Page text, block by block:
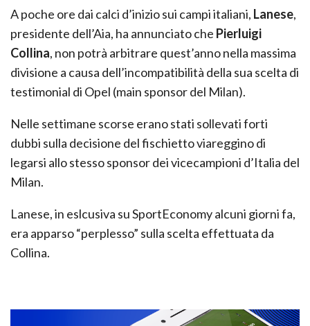
A poche ore dai calci d’inizio sui campi italiani, Lanese,
presidente dell’Aia, ha annunciato che Pierluigi
Collina, non potrà arbitrare quest’anno nella massima
divisione a causa dell’incompatibilità della sua scelta di
testimonial di Opel (main sponsor del Milan).
Nelle settimane scorse erano stati sollevati forti
dubbi sulla decisione del fischietto viareggino di
legarsi allo stesso sponsor dei vicecampioni d’Italia del
Milan.
Lanese, in eslcusiva su SportEconomy alcuni giorni fa,
era apparso “perplesso” sulla scelta effettuata da
Collina.